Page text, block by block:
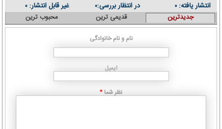
انتشار یافته: ۰ در انتظار بررسی:۰ غیر قابل انتشار: ۰
جدیدترین قدیمی ترین محبوب ترین
نام و نام خانوادگی
ایمیل
نظر شما *